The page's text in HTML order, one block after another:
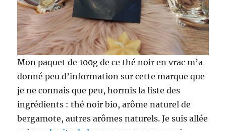
Mon paquet de 100g de ce thé noir en vrac m’a
donné peu d’information sur cette marque que
je ne connais que peu, hormis la liste des
ingrédients : thé noir bio, arôme naturel de
bergamote, autres arômes naturels. Je suis allée